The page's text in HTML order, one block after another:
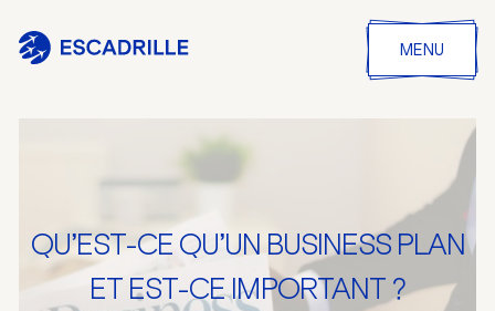
MENU
QU’EST-CE QU’UN BUSINESS PLAN
ET EST-CE IMPORTANT ?